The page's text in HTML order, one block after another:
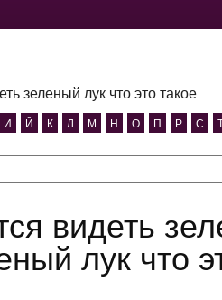
зеленый лук что это такое
И Й К Л М Н О П Р С
лук что